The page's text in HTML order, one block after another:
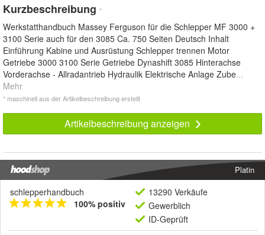
Kurzbeschreibung *
Werkstatthandbuch Massey Ferguson für die Schlepper MF 3000 +
3100 Serie auch für den 3085 Ca. 750 Seiten Deutsch Inhalt
Einführung Kabine und Ausrüstung Schlepper trennen Motor
Getriebe 3000 3100 Serie Getriebe Dynashift 3085 Hinterachse
Vorderachse - Allradantrieb Hydraulik Elektrische Anlage Zube...
Mehr
* maschinell aus der Artikelbeschreibung erstellt
Artikelbeschreibung anzeigen
Platin
schlepperhandbuch
100% positiv
13290 Verkäufe
Gewerblich
ID-Geprüft